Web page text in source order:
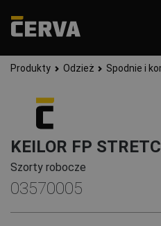
Produkty Odzież Spodnie i
KEILOR FP
Szorty robocze
03570005